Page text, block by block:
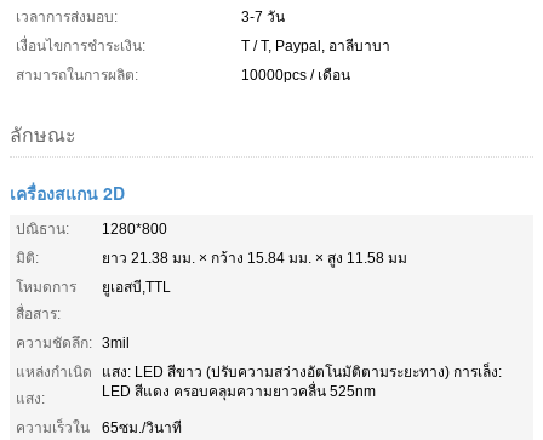
เวลาการส่งมอบ:
3-7 วัน
เงื่อนไขการชำระเงิน:
T / T, Paypal, อาลีบาบา
สามารถในการผลิต:
10000pcs / เดือน
ลักษณะ
เครื่องสแกน 2D
ปณิธาน:
1280*800
มิติ:
ยาว 21.38 มม. × กว้าง 15.84 มม. × สูง 11.58 มม
โหมดการ
สื่อสาร:
ยูเอสบี,TTL
ความชัดลึก: 3mil
แหล่งกำเนิด
แสง:
แสง: LED สีขาว (ปรับความสว่างอัตโนมัติตามระยะทาง) การเล็ง:
LED สีแดง ครอบคลุมความยาวคลื่น 525nm
ความเร็วใน
65ซม./วินาที